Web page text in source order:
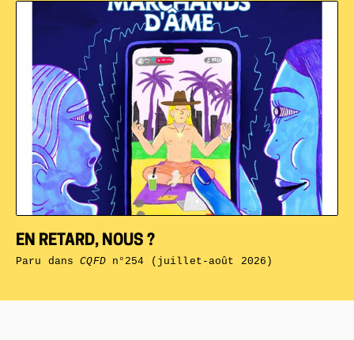
EN RETARD, NOUS ?
Paru dansCQFDn°254 (juillet-août 2026)